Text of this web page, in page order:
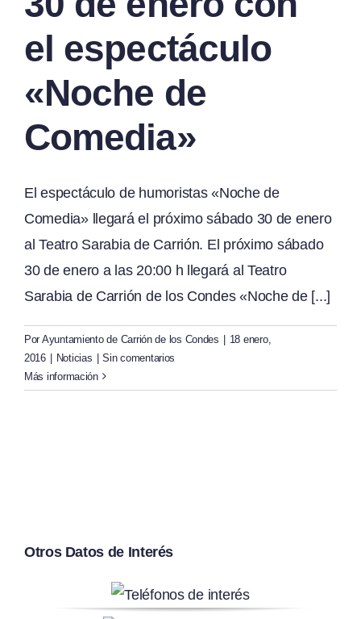
el espectáculo
«Noche de
Comedia»
El espectáculo de humoristas «Noche de
Comedia» llegará el próximo sábado 30 de enero
al Teatro Sarabia de Carrión. El próximo sábado
30 de enero a las 20:00 h llegará al Teatro
Sarabia de Carrión de los Condes «Noche de [...]
Por Ayuntamiento de Carrión de los Condes | 18 enero,
2016 | Noticias | Sin comentarios
Más información
Otros Datos de Interés